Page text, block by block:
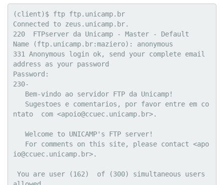
(client)$ ftp ftp.unicamp.br
Connected to zeus.unicamp.br.
220  FTPserver da Unicamp - Master - Default
Name (ftp.unicamp.br:maziero): anonymous
331 Anonymous login ok, send your complete email
address as your password
Password:
230-
ntato  com <apoio@ccuec.unicamp.br>.
io@ccuec.unicamp.br>.